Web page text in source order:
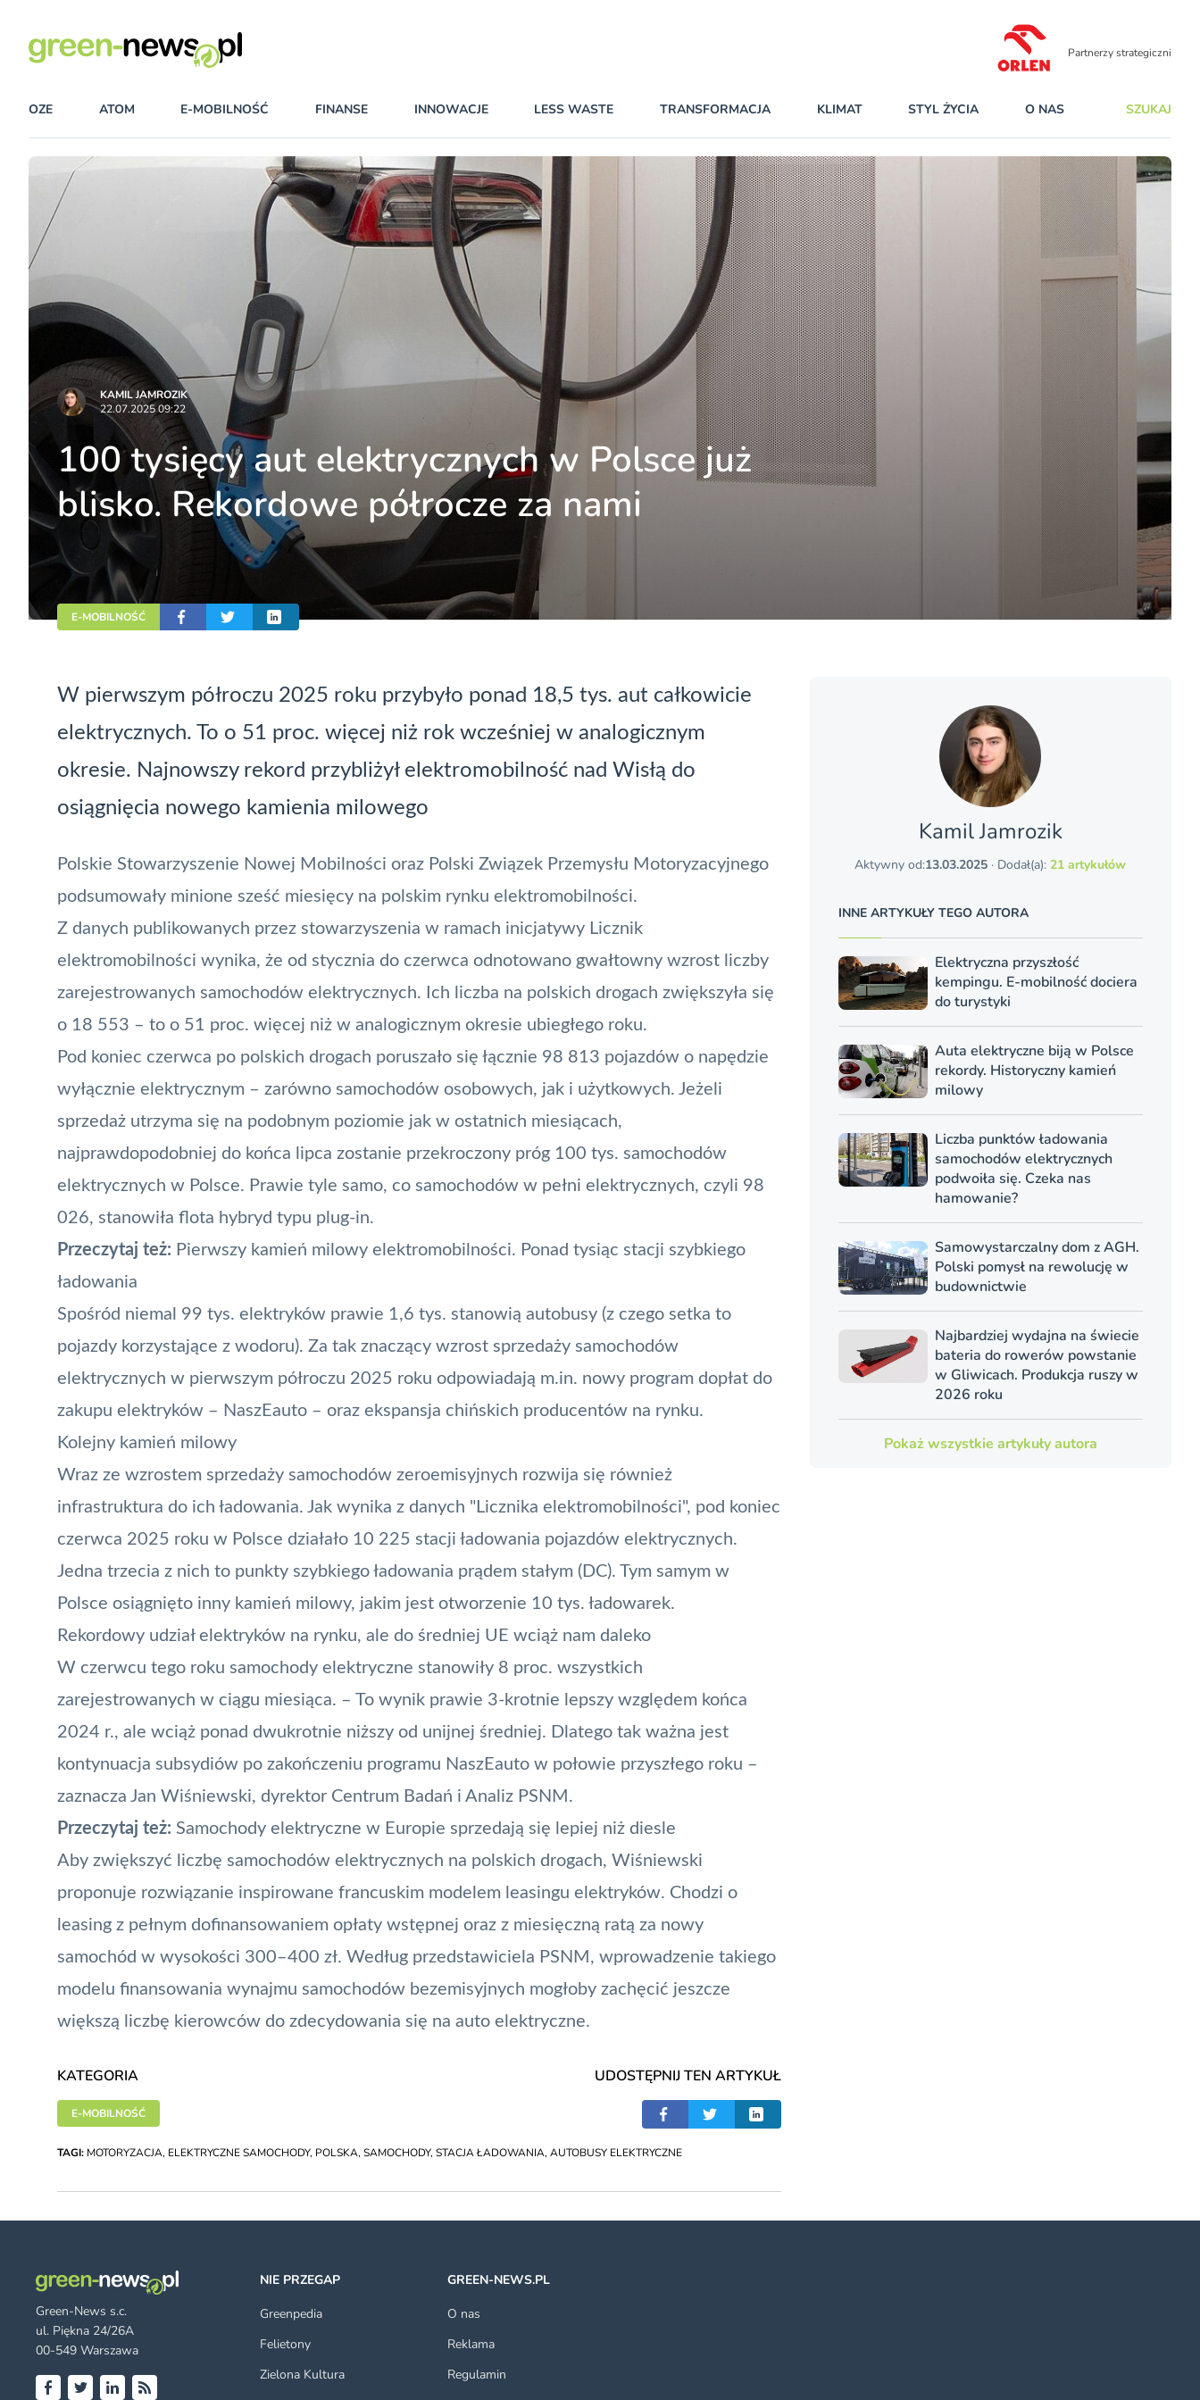
Partnerzy strategiczni
OZE ATOM E-MOBILNOŚĆ FINANSE INNOWACJE LESS WASTE TRANSFORMACJA KLIMAT STYL ŻYCIA O NAS SZUKAJ
KAMIL JAMROZIK
22.07.2025 09:22
100 tysięcy aut elektrycznych w Polsce już
blisko. Rekordowe półrocze za nami
E-MOBILNOŚĆ
W pierwszym półroczu 2025 roku przybyło ponad 18,5 tys. aut całkowicie
elektrycznych. To o 51 proc. więcej niż rok wcześniej w analogicznym
okresie. Najnowszy rekord przybliżył elektromobilność nad Wisłą do
osiągnięcia nowego kamienia milowego
Polskie Stowarzyszenie Nowej Mobilności oraz Polski Związek Przemysłu Motoryzacyjnego
podsumowały minione sześć miesięcy na polskim rynku elektromobilności.
Z danych publikowanych przez stowarzyszenia w ramach inicjatywy Licznik
elektromobilności wynika, że od stycznia do czerwca odnotowano gwałtowny wzrost liczby
zarejestrowanych samochodów elektrycznych. Ich liczba na polskich drogach zwiększyła się
o 18 553 – to o 51 proc. więcej niż w analogicznym okresie ubiegłego roku.
Pod koniec czerwca po polskich drogach poruszało się łącznie 98 813 pojazdów o napędzie
wyłącznie elektrycznym – zarówno samochodów osobowych, jak i użytkowych. Jeżeli
sprzedaż utrzyma się na podobnym poziomie jak w ostatnich miesiącach,
najprawdopodobniej do końca lipca zostanie przekroczony próg 100 tys. samochodów
elektrycznych w Polsce. Prawie tyle samo, co samochodów w pełni elektrycznych, czyli 98
026, stanowiła flota hybryd typu plug-in.
Przeczytaj też: Pierwszy kamień milowy elektromobilności. Ponad tysiąc stacji szybkiego
ładowania
Spośród niemal 99 tys. elektryków prawie 1,6 tys. stanowią autobusy (z czego setka to
pojazdy korzystające z wodoru). Za tak znaczący wzrost sprzedaży samochodów
elektrycznych w pierwszym półroczu 2025 roku odpowiadają m.in. nowy program dopłat do
zakupu elektryków – NaszEauto – oraz ekspansja chińskich producentów na rynku.
Kolejny kamień milowy
Wraz ze wzrostem sprzedaży samochodów zeroemisyjnych rozwija się również
infrastruktura do ich ładowania. Jak wynika z danych "Licznika elektromobilności", pod koniec
czerwca 2025 roku w Polsce działało 10 225 stacji ładowania pojazdów elektrycznych.
Jedna trzecia z nich to punkty szybkiego ładowania prądem stałym (DC). Tym samym w
Polsce osiągnięto inny kamień milowy, jakim jest otworzenie 10 tys. ładowarek.
Rekordowy udział elektryków na rynku, ale do średniej UE wciąż nam daleko
W czerwcu tego roku samochody elektryczne stanowiły 8 proc. wszystkich
zarejestrowanych w ciągu miesiąca. – To wynik prawie 3-krotnie lepszy względem końca
2024 r., ale wciąż ponad dwukrotnie niższy od unijnej średniej. Dlatego tak ważna jest
kontynuacja subsydiów po zakończeniu programu NaszEauto w połowie przyszłego roku –
zaznacza Jan Wiśniewski, dyrektor Centrum Badań i Analiz PSNM.
Przeczytaj też: Samochody elektryczne w Europie sprzedają się lepiej niż diesle
Aby zwiększyć liczbę samochodów elektrycznych na polskich drogach, Wiśniewski
proponuje rozwiązanie inspirowane francuskim modelem leasingu elektryków. Chodzi o
leasing z pełnym dofinansowaniem opłaty wstępnej oraz z miesięczną ratą za nowy
samochód w wysokości 300–400 zł. Według przedstawiciela PSNM, wprowadzenie takiego
modelu finansowania wynajmu samochodów bezemisyjnych mogłoby zachęcić jeszcze
większą liczbę kierowców do zdecydowania się na auto elektryczne.
KATEGORIA
E-MOBILNOŚĆ
UDOSTĘPNIJ TEN ARTYKUŁ
TAGI: MOTORYZACJA, ELEKTRYCZNE SAMOCHODY, POLSKA, SAMOCHODY, STACJA ŁADOWANIA, AUTOBUSY ELEKTRYCZNE
Kamil Jamrozik
Aktywny od:13.03.2025 · Dodał(a): 21 artykułów
INNE ARTYKUŁY TEGO AUTORA
Elektryczna przyszłość
kempingu. E-mobilność dociera
do turystyki
Auta elektryczne biją w Polsce
rekordy. Historyczny kamień
milowy
Liczba punktów ładowania
samochodów elektrycznych
podwoiła się. Czeka nas
hamowanie?
Samowystarczalny dom z AGH.
Polski pomysł na rewolucję w
budownictwie
Najbardziej wydajna na świecie
bateria do rowerów powstanie
w Gliwicach. Produkcja ruszy w
2026 roku
Pokaż wszystkie artykuły autora
Green-News s.c.
ul. Piękna 24/26A
00-549 Warszawa
NIE PRZEGAP
Greenpedia
Felietony
Zielona Kultura
GREEN-NEWS.PL
O nas
Reklama
Regulamin